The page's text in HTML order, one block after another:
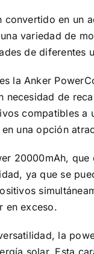
convertido en un
variedad de
de diferentes
la Anker
necesidad de
compatibles
una opción
20000mAh,
ya que se
en exceso.
la
solar. Esta